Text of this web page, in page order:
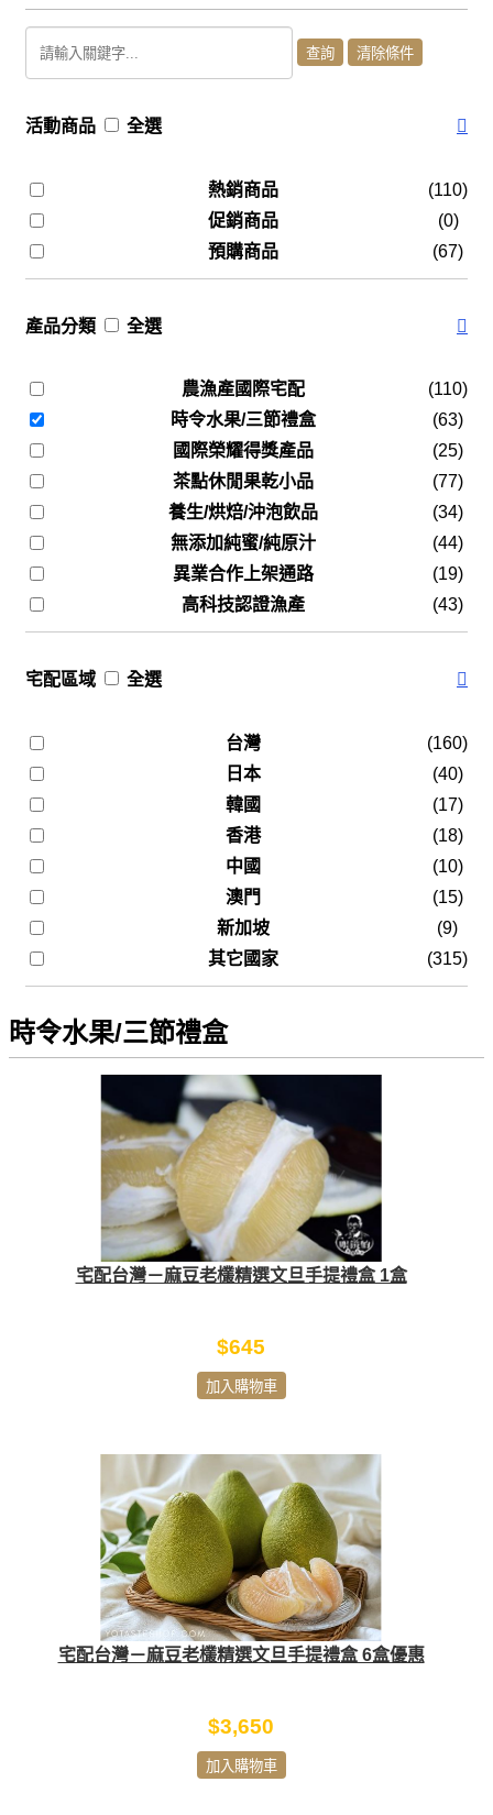
活動商品 全選
熱銷商品
(110)
促銷商品
(0)
預購商品
(67)
產品分類 全選
農漁產國際宅配
(110)
時令水果/三節禮盒
(63)
國際榮耀得獎產品
(25)
茶點休閒果乾小品
(77)
養生/烘焙/沖泡飲品
(34)
無添加純蜜/純原汁
(44)
異業合作上架通路
(19)
高科技認證漁產
(43)
宅配區域 全選
台灣
(160)
日本
(40)
韓國
(17)
香港
(18)
中國
(10)
澳門
(15)
新加坡
(9)
其它國家
(315)
時令水果/三節禮盒
宅配台灣－麻豆老欉精選文旦手提禮盒 1盒
$645
加入購物車
宅配台灣－麻豆老欉精選文旦手提禮盒 6盒優惠
$3,650
加入購物車